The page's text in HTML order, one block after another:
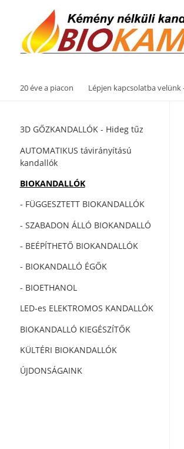
20 éve a piacon Lépjen kapcsolatba velünk
3D GŐZKANDALLÓK - Hideg tűz
AUTOMATIKUS távirányítású
kandallók
BIOKANDALLÓK
- FÜGGESZTETT BIOKANDALLÓK
- SZABADON ÁLLÓ BIOKANDALLÓ
- BEÉPÍTHETŐ BIOKANDALLÓK
- BIOKANDALLÓ ÉGŐK
- BIOETHANOL
LED-es ELEKTROMOS KANDALLÓK
BIOKANDALLÓ KIEGÉSZÍTŐK
KÜLTÉRI BIOKANDALLÓK
ÚJDONSÁGAINK